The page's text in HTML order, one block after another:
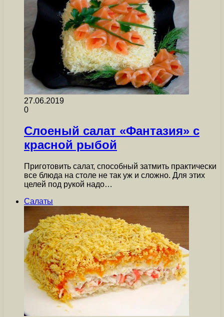
27.06.2019
0
Слоеный салат «Фантазия» с
красной рыбой
Приготовить салат, способный затмить практически
все блюда на столе не так уж и сложно. Для этих
целей под рукой надо…
Салаты